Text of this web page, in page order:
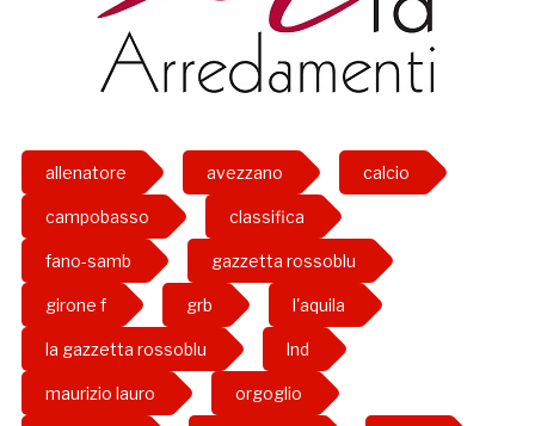
allenatore avezzano calcio
campobasso classifica
fano-samb gazzetta rossoblu
girone f grb l'aquila
la gazzetta rossoblu lnd
maurizio lauro orgoglio